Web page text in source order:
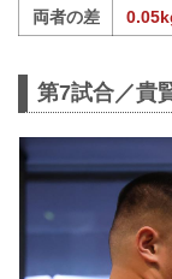
両者の差
第7試合／貴